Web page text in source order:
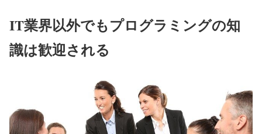
IT業界以外でもプログラミングの知
識は歓迎される